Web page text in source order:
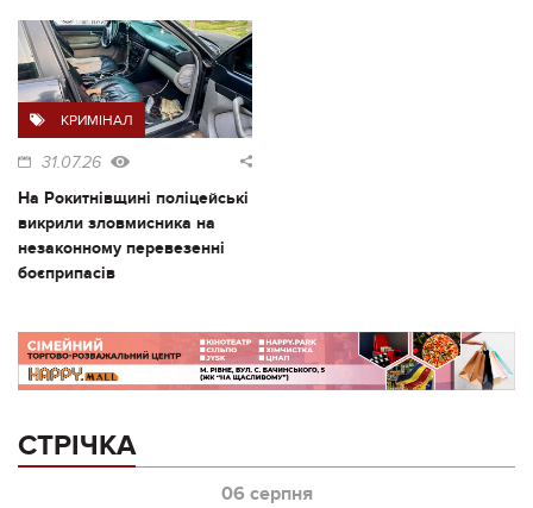
КРИМІНАЛ
31.07.26
На Рокитнівщині поліцейські
викрили зловмисника на
незаконному перевезенні
боєприпасів
СТРІЧКА
06 серпня